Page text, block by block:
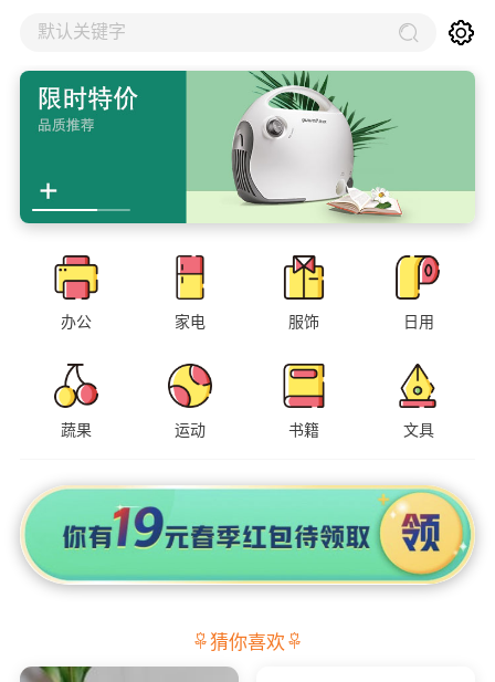
默认关键字
办公 家电 服饰 日用
蔬果 运动 书籍 文具
猜你喜欢